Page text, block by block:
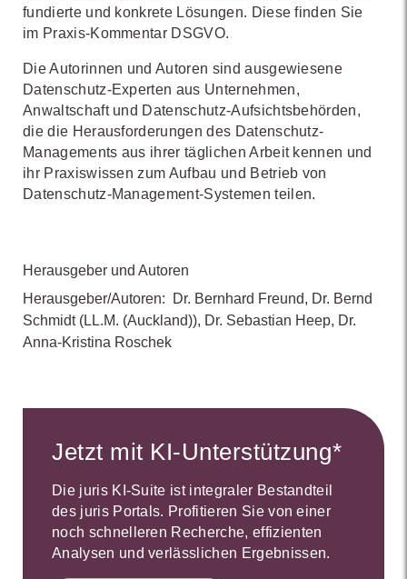
fundierte und konkrete Lösungen. Diese finden Sie
im Praxis-Kommentar DSGVO.
Die Autorinnen und Autoren sind ausgewiesene
Datenschutz-Experten aus Unternehmen,
Anwaltschaft und Datenschutz-Aufsichtsbehörden,
die die Herausforderungen des Datenschutz-
Managements aus ihrer täglichen Arbeit kennen und
ihr Praxiswissen zum Aufbau und Betrieb von
Datenschutz-Management-Systemen teilen.
Herausgeber und Autoren
Herausgeber/Autoren:
Dr. Bernhard Freund, Dr. Bernd
Schmidt (LL.M. (Auckland)), Dr. Sebastian Heep, Dr.
Anna-Kristina Roschek
Jetzt mit KI-Unterstützung*
Die juris KI-Suite ist integraler Bestandteil
des juris Portals. Profitieren Sie von einer
noch schnelleren Recherche, effizienten
Analysen und verlässlichen Ergebnissen.